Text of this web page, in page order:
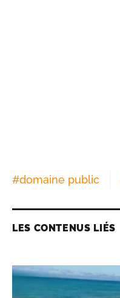
#domaine public
LES CONTENUS LIÉS